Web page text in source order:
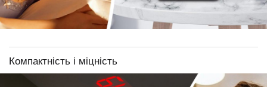
Компактність і міцність